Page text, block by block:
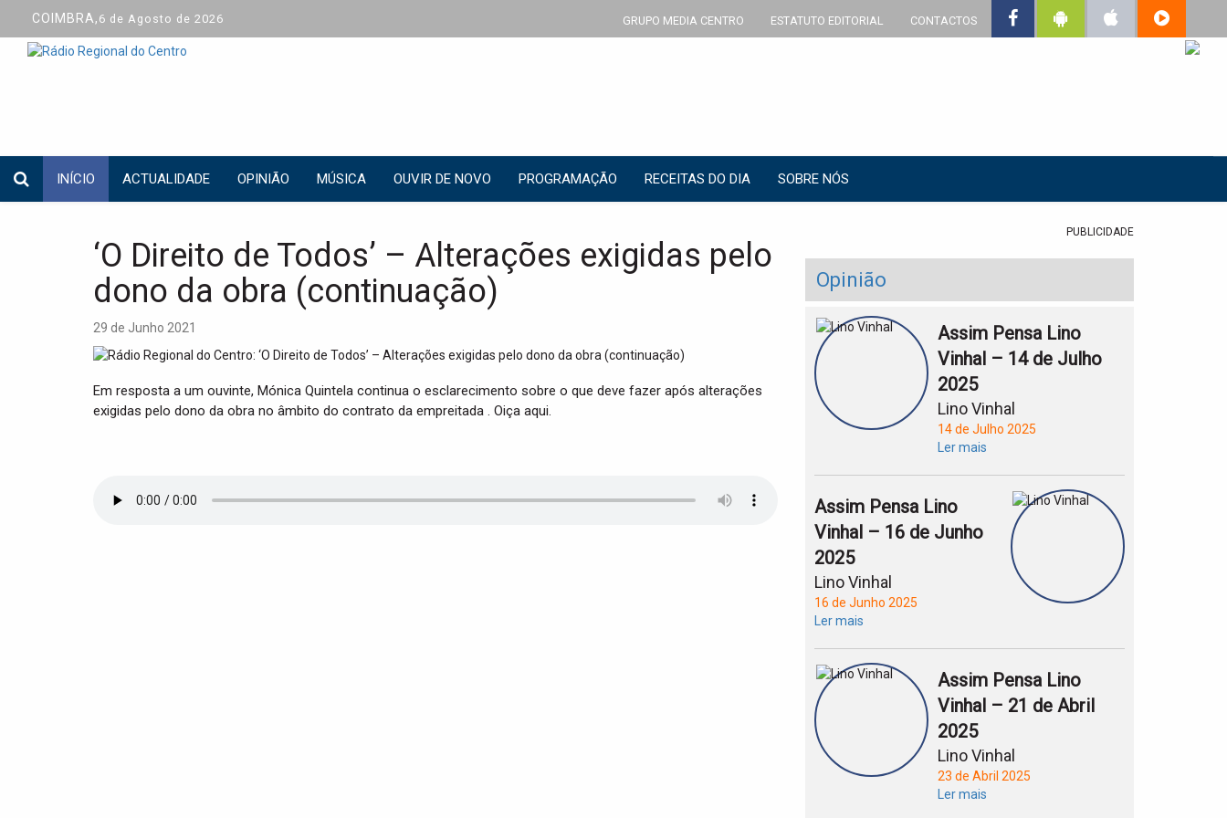
COIMBRA, 6 de Agosto de 2026 GRUPO MEDIA CENTRO ESTATUTO EDITORIAL CONTACTOS
INÍCIO ACTUALIDADE OPINIÃO MÚSICA OUVIR DE NOVO PROGRAMAÇÃO RECEITAS DO DIA SOBRE NÓS
‘O Direito de Todos’ – Alterações exigidas pelo
dono da obra (continuação)
29 de Junho 2021
Em resposta a um ouvinte, Mónica Quintela continua o esclarecimento sobre o que deve fazer após alterações
exigidas pelo dono da obra no âmbito do contrato da empreitada . Oiça aqui.
PUBLICIDADE
Opinião
Assim Pensa Lino
Vinhal – 14 de Julho
2025
Lino Vinhal
14 de Julho 2025
Ler mais
Assim Pensa Lino
Vinhal – 16 de Junho
2025
Lino Vinhal
16 de Junho 2025
Ler mais
Assim Pensa Lino
Vinhal – 21 de Abril
2025
Lino Vinhal
23 de Abril 2025
Ler mais